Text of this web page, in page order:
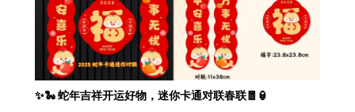
✨🐍 蛇年吉祥开运好物，迷你卡通对联春联🧧🏮